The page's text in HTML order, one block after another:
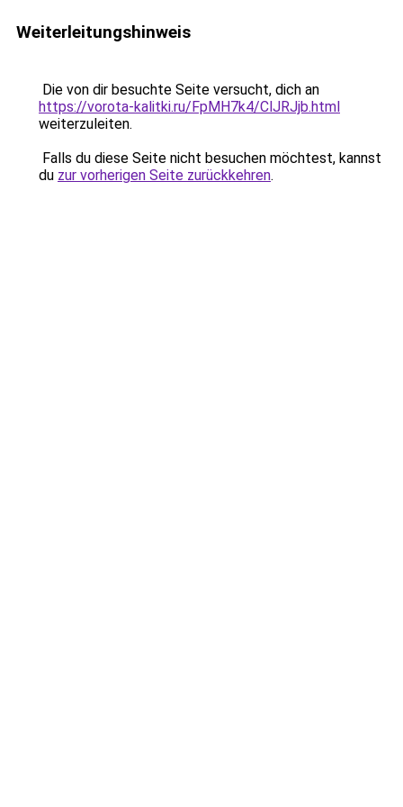
Weiterleitungshinweis
Die von dir besuchte Seite versucht, dich an
https://vorota-kalitki.ru/FpMH7k4/ClJRJjb.html
weiterzuleiten.
Falls du diese Seite nicht besuchen möchtest, kannst
du zur vorherigen Seite zurückkehren.